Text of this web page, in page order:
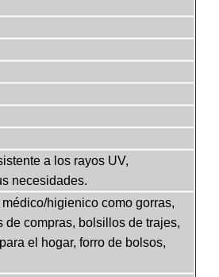
a los rayos UV,
necesidades.
higienico como gorras,
de compras, bolsillos de trajes,
el hogar, forro de bolsos,